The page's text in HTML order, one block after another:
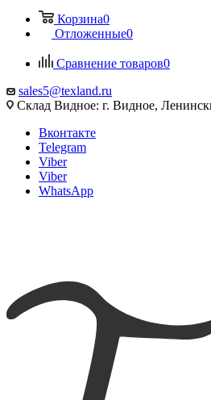
Корзина0
Отложенные0
Сравнение товаров0
sales5@texland.ru
Склад Видное: г. Видное,
Вконтакте
Telegram
Viber
Viber
WhatsApp